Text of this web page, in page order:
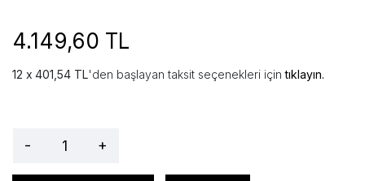
4.149,60 TL
401,54 TL'den başlayan taksit seçenekleri içintıklayın.
- +